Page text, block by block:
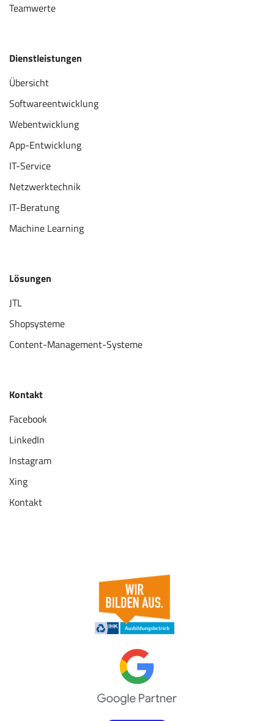
Teamwerte
Dienstleistungen
Übersicht
Softwareentwicklung
Webentwicklung
App-Entwicklung
IT-Service
Netzwerktechnik
IT-Beratung
Machine Learning
Lösungen
JTL
Shopsysteme
Content-Management-Systeme
Kontakt
Facebook
LinkedIn
Instagram
Xing
Kontakt